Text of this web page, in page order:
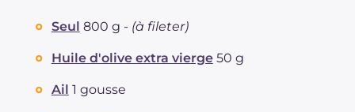
Seul 800 g - (à fileter)
Huile d'olive extra vierge 50 g
Ail 1 gousse